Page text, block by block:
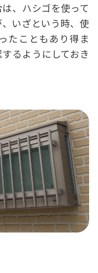
、ハシゴを使って
いざという時、使
たこともあり得ま
るようにしておき